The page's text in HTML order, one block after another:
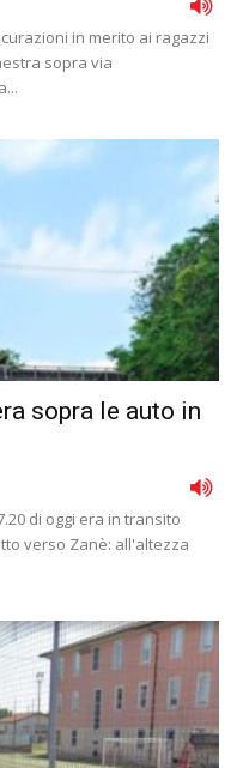
in merito ai ragazzi
sopra via
sopra le auto in
di oggi era in transito
verso Zanè: all'altezza